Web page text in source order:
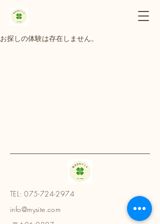
お探しの体験は存在しません。
TEL:075-724-2974
info@mysite.com